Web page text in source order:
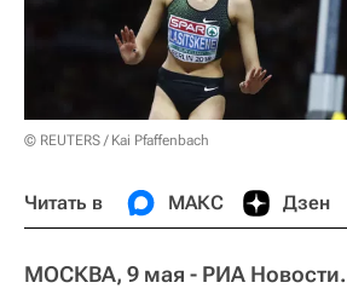
© REUTERS / Kai Pfaffenbach
Читать в МАКС Дзен
МОСКВА, 9 мая - РИА Новости.